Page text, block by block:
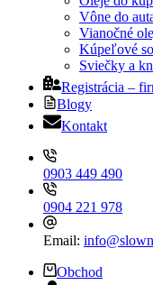
Vône do
Vianočné
Kúpeľové
Sviečky a
Registrácia –
Blogy
Kontakt
0903 449 490
0904 221 978
Email:
Obchod